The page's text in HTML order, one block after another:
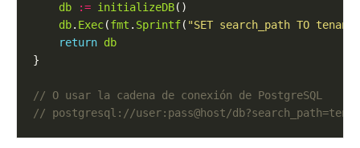
db
:= initializeDB
db. Exec(fmt . Sprintf( "SET search_path TO
return db